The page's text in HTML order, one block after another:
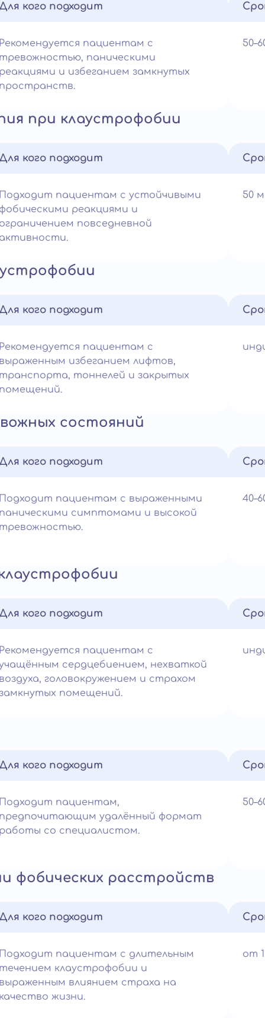
кого подходит
пациентам с
паническими
и избеганием замкнутых
при клаустрофобии
кого подходит
пациентам с устойчивыми
реакциями и
повседневной
50
кого подходит
пациентам с
избеганием лифтов,
тоннелей и закрытых
состояний
кого подходит
пациентам с выраженными
симптомами и высокой
кого подходит
пациентам с
сердцебиением, нехваткой
головокружением и страхом
помещений.
кого подходит
пациентам,
удалённый формат
со специалистом.
фобических расстройств
кого подходит
пациентам с длительным
клаустрофобии и
влиянием страха на
жизни.
от